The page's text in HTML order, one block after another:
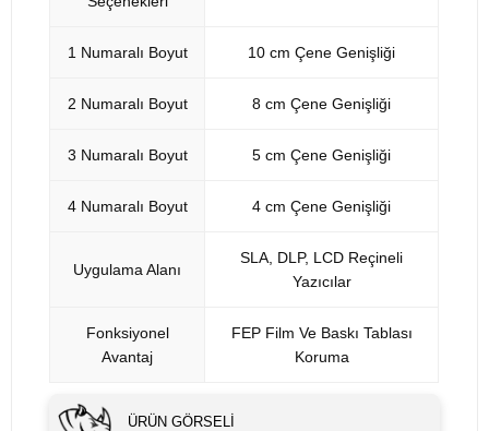
1 Numaralı Boyut 10 cm Çene Genişliği
2 Numaralı Boyut 8 cm Çene Genişliği
3 Numaralı Boyut 5 cm Çene Genişliği
4 Numaralı Boyut 4 cm Çene Genişliği
Uygulama Alanı
SLA, DLP, LCD Reçineli
Yazıcılar
Fonksiyonel
Avantaj
FEP Film Ve Baskı Tablası
Koruma
ÜRÜN GÖRSELI